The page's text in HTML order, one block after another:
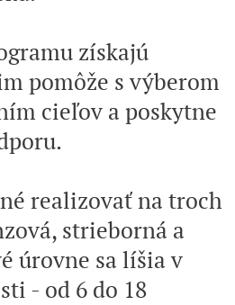
získajú
pomôže s výberom
cieľov a poskytne
realizovať na troch
strieborná a
úrovne sa líšia v
- od 6 do 18